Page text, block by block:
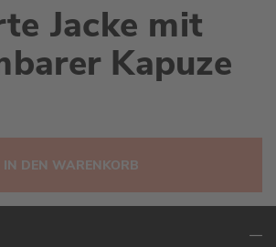
Jacke mit
Kapuze
IN DEN WARENKORB